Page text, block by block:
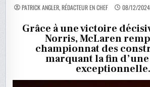
PATRICK ANGLER, RÉDACTEUR EN CHEF 08/12/2024
Grâce à une victoire
Norris, McLaren
championnat des
marquant la fin
exceptionnelle.